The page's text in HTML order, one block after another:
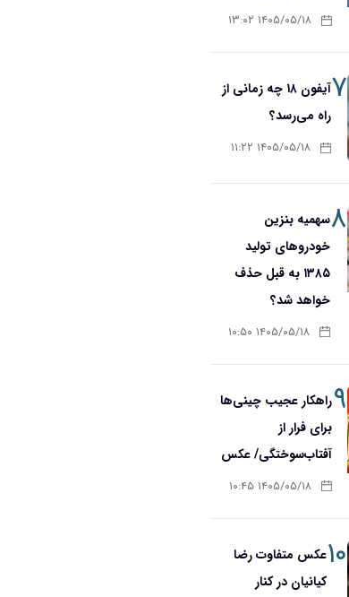
۱۴۰۵/۰۵/۱۸ ۱۳:۰۲
۷
آیفون ۱۸ چه زمانی از
راه می‌رسد؟
۱۴۰۵/۰۵/۱۸ ۱۱:۲۲
۸سهمیه بنزین
خودروهای تولید
۱۳۸۵ به قبل حذف
خواهد شد؟
۱۴۰۵/۰۵/۱۸ ۱۰:۵۰
۹راهکار عجیب چینی‌ها
برای فرار از
آفتاب‌سوختگی/ عکس
۱۴۰۵/۰۵/۱۸ ۱۰:۴۵
۱۰عکس متفاوت رضا
کیانیان در کنار